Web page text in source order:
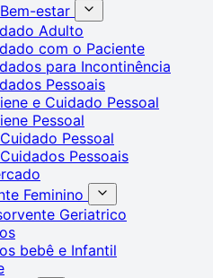
estar
Adulto
com o Paciente
para Incontinência
Pessoais
e Cuidado Pessoal
Pessoal
Pessoal
Pessoais
Feminino
Geriatrico
bebê e Infantil